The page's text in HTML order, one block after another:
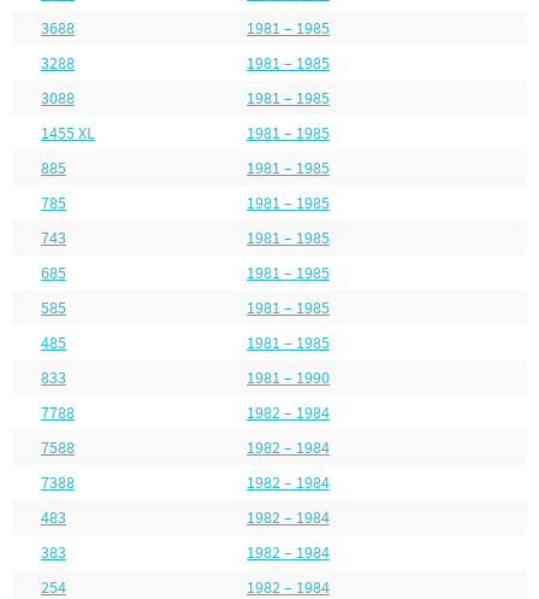
3688
1981 – 1985
3288
1981 – 1985
3088
1981 – 1985
1455 XL
1981 – 1985
885
1981 – 1985
785
1981 – 1985
743
1981 – 1985
685
1981 – 1985
585
1981 – 1985
485
1981 – 1985
833
1981 – 1990
7788
1982 – 1984
7588
1982 – 1984
7388
1982 – 1984
483
1982 – 1984
383
1982 – 1984
254
1982 – 1984